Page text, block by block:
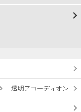
透明アコーディオン